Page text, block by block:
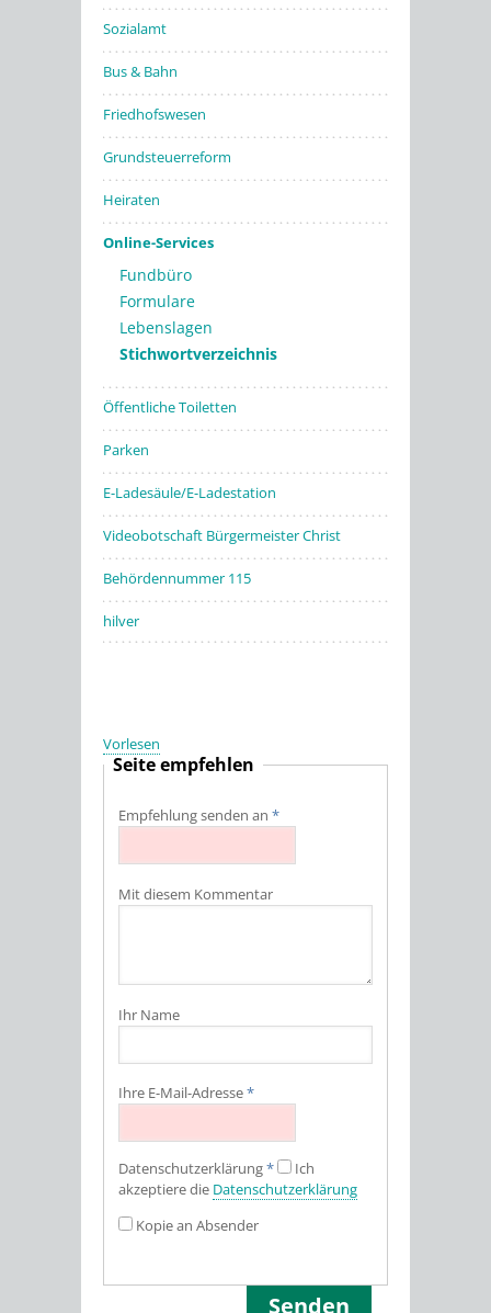
Sozialamt
Bus & Bahn
Friedhofswesen
Grundsteuerreform
Heiraten
Online-Services
Fundbüro
Formulare
Lebenslagen
Stichwortverzeichnis
Öffentliche Toiletten
Parken
E-Ladesäule/E-Ladestation
Videobotschaft Bürgermeister Christ
Behördennummer 115
hilver
Vorlesen
Seite empfehlen
Empfehlung senden an *
Mit diesem Kommentar
Ihr Name
Ihre E-Mail-Adresse*
Datenschutz­erklärung*
Ich
akzeptiere die Datenschutz­erklärung
Kopie an Absender